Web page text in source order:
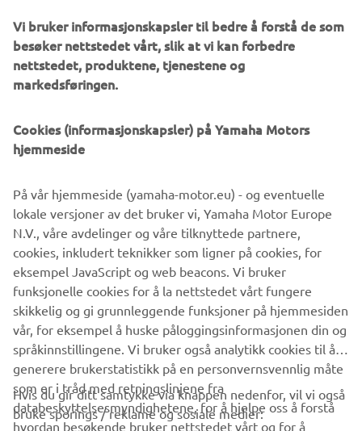
HVA DU BØR LESE NÅ
Fremme mangfold og inkludering
Les mer
VIRKSOMHET
Vi bruker informasjonskapsler til bedre å forstå de som
besøker nettstedet vårt, slik at vi kan forbedre
nettstedet, produktene, tjenestene og
markedsføringen.
Cookies (informasjonskapsler) på Yamaha Motors
hjemmeside
På vår hjemmeside (yamaha-motor.eu) - og eventuelle
lokale versjoner av det bruker vi, Yamaha Motor Europe
N.V., våre avdelinger og våre tilknyttede partnere,
cookies, inkludert teknikker som ligner på cookies, for
eksempel JavaScript og web beacons. Vi bruker
funksjonelle cookies for å la nettstedet vårt fungere
skikkelig og gi grunnleggende funksjoner på hjemmesiden
vår, for eksempel å huske påloggingsinformasjonen din og
språkinnstillingene. Vi bruker også analytikk cookies til å
generere brukerstatistikk på en personvernsvennlig måte
som er i tråd med retningslinjene fra
databeskyttelsesmyndighetene, for å hjelpe oss å forstå
hvordan besøkende bruker nettstedet vårt og for å
Hvis du gir ditt samtykke via knappen nedenfor, vil vi også
bruke sporings / reklame og sosiale medier: